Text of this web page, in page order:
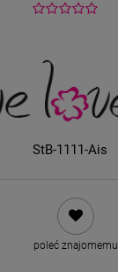
STAL
jodełka
StB-1111-Ais
poleć znajomemu